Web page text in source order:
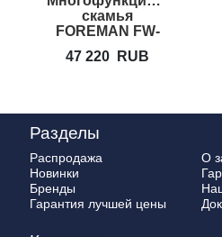
скамья
FOREMAN FW-
47 220 RUB
Разделы
Распродажа
Новинки
Бренды
Гарантия лучшей цены
О